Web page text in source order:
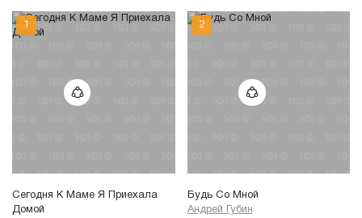
Сегодня К Маме Я Приехала
Домой
Будь Со Мной
Андрей Губин